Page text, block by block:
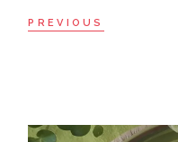
PREVIOUS